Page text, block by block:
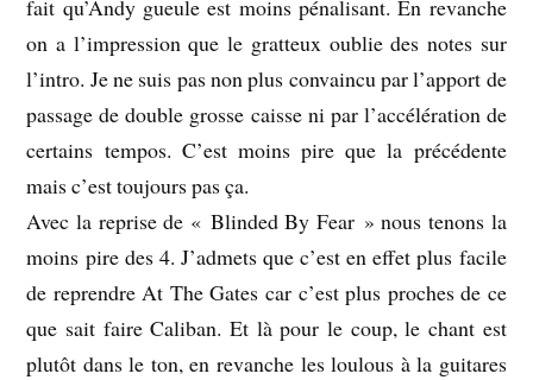
fait qu’Andy gueule est moins pénalisant. En revanche
on a l’impression que le gratteux oublie des notes sur
l’intro. Je ne suis pas non plus convaincu par l’apport de
passage de double grosse caisse ni par l’accélération de
certains tempos. C’est moins pire que la précédente
mais c’est toujours pas ça.
Avec la reprise de « Blinded By Fear » nous tenons la
moins pire des 4. J’admets que c’est en effet plus facile
de reprendre At The Gates car c’est plus proches de ce
que sait faire Caliban. Et là pour le coup, le chant est
plutôt dans le ton, en revanche les loulous à la guitares